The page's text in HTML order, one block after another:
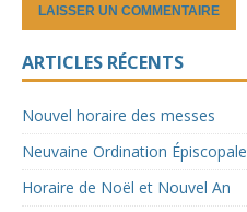
ARTICLES RÉCENTS
Nouvel horaire des messes
Neuvaine Ordination Épiscopale
Horaire de Noël et Nouvel An